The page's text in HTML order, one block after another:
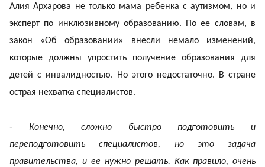
Алия Архарова не только мама ребенка с аутизмом, но и
эксперт по инклюзивному образованию. По ее словам, в
закон «Об образовании» внесли немало изменений,
которые должны упростить получение образования для
детей с инвалидностью. Но этого недостаточно. В стране
острая нехватка специалистов.
- Конечно, сложно быстро подготовить и
переподготовить специалистов, но это задача
правительства, и ее нужно решать. Как правило, очень